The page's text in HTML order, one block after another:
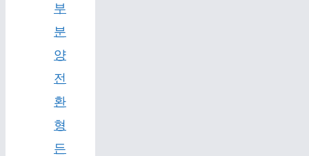
부
분
양
전
환
형
든